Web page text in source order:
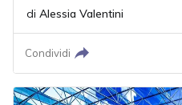
di Alessia Valentini
Condividi